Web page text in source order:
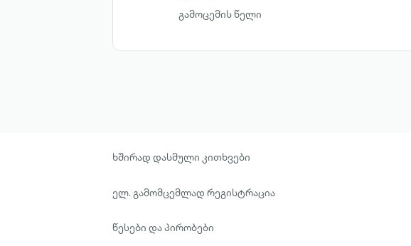
გამოცემის წელი
ხშირად დასმული კითხვები
ელ. გამომცემლად რეგისტრაცია
წესები და პირობები